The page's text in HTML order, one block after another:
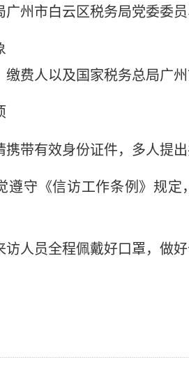
广州市白云区税务局党委委员
缴费人以及国家税务总局广
携带有效身份证件，多人提
遵守《信访工作条例》规
访人员全程佩戴好口罩，做好